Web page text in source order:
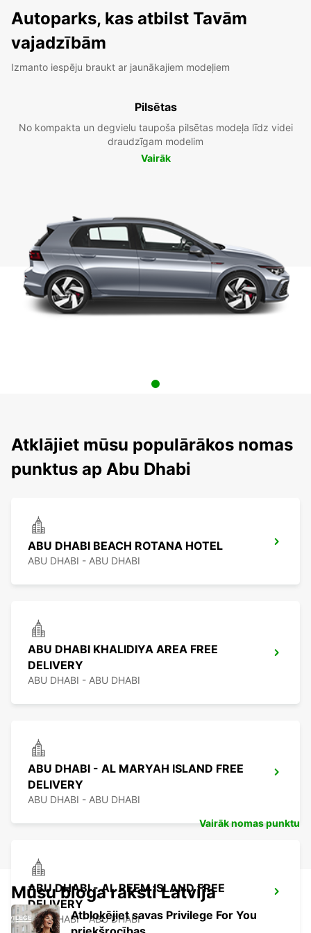
Autoparks, kas atbilst Tavām
vajadzībām
Izmanto iespēju braukt ar jaunākajiem modeļiem
Pilsētas
No kompakta un degvielu taupoša pilsētas modeļa līdz videi
draudzīgam modelim
Vairāk
Atklājiet mūsu populārākos nomas
punktus ap Abu Dhabi
ABU DHABI BEACH ROTANA HOTEL
ABU DHABI - ABU DHABI
ABU DHABI KHALIDIYA AREA FREE
DELIVERY
ABU DHABI - ABU DHABI
ABU DHABI - AL MARYAH ISLAND FREE
DELIVERY
ABU DHABI - ABU DHABI
ABU DHABI - AL REEM ISLAND FREE
DELIVERY
ABU DHABI - ABU DHABI
Vairāk nomas punktu
Mūsu bloga raksti Latvija
Atbloķējiet savas Privilege For You